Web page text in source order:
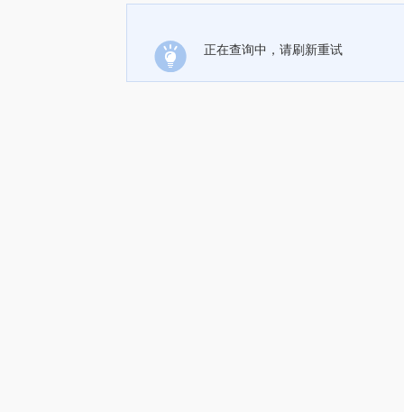
正在查询中，请刷新重试